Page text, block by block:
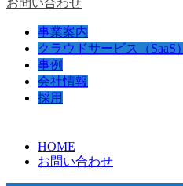
お問い合わせ
事業案内
クラウドサービス（SaaS）
事例
会社情報
採用
HOME
お問い合わせ